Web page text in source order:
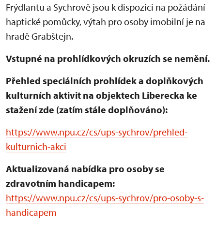
Frýdlantu a Sychrově jsou k dispozici na požádání
haptické pomůcky, výtah pro osoby imobilní je na
hradě Grabštejn.
Vstupné na prohlídkových okruzích se nemění.
Přehled speciálních prohlídek a doplňkových
kulturních aktivit na objektech Liberecka ke
stažení zde (zatím stále doplňováno):
https://www.npu.cz/cs/ups-sychrov/prehled-
kulturnich-akci
Aktualizovaná nabídka pro osoby se
zdravotním handicapem:
https://www.npu.cz/cs/ups-sychrov/pro-osoby-s-
handicapem